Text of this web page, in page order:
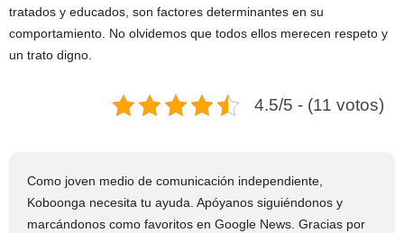
tratados y educados, son factores determinantes en su
comportamiento. No olvidemos que todos ellos merecen respeto y
un trato digno.
4.5/5 - (11 votos)
Como joven medio de comunicación independiente,
Koboonga necesita tu ayuda. Apóyanos siguiéndonos y
marcándonos como favoritos en Google News. Gracias por